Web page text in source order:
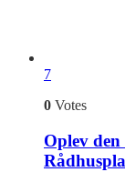
7
0 Votes
Oplev